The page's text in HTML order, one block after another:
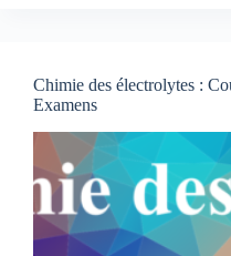
Résumés-
Exercices-
Examens
Chimie des électrolytes :
Examens